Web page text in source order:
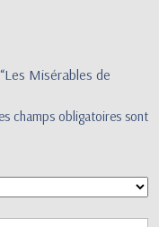
Misérables de
champs obligatoires sont